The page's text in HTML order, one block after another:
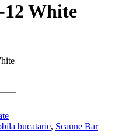
12 White
bucatarie, Scaune Bar